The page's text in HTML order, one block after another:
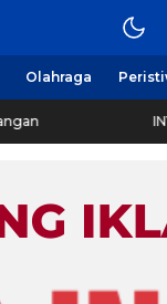
Olahraga
INVESTIGASI: